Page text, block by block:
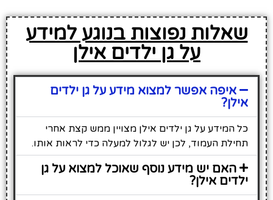
שאלות נפוצות בנוגע למידע
על גן ילדים אילן
איפה אפשר למצוא מידע על גן ילדים
אילן?
כל המידע על גן ילדים אילן מצויין ממש קצת אחרי
תחילת העמוד, לכן יש לגלול למעלה כדי לראות אותו.
האם יש מידע נוסף שאוכל למצוא על גן
ילדים אילן?